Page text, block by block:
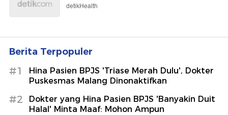
detikHealth
Berita Terpopuler
#1
Hina Pasien BPJS 'Triase Merah Dulu', Dokter
Puskesmas Malang Dinonaktifkan
#2
Dokter yang Hina Pasien BPJS 'Banyakin Duit
Halal' Minta Maaf: Mohon Ampun